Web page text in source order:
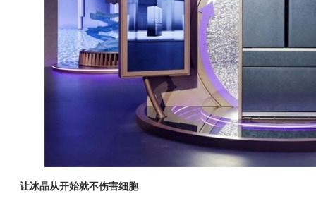
让冰晶从开始就不伤害细胞